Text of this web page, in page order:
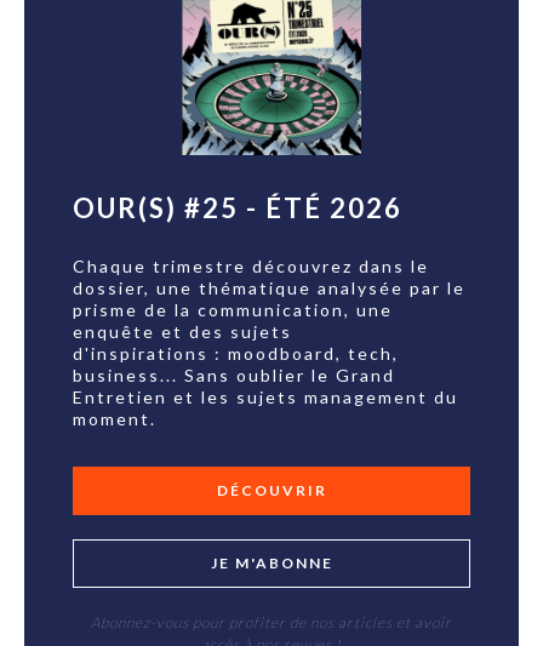
OUR(S) #25 - ÉTÉ 2026
Chaque trimestre découvrez dans le
dossier, une thématique analysée par le
prisme de la communication, une
enquête et des sujets
d'inspirations : moodboard, tech,
business... Sans oublier le Grand
Entretien et les sujets management du
moment.
DÉCOUVRIR
JE M'ABONNE
Abonnez-vous pour profiter de nos articles et avoir